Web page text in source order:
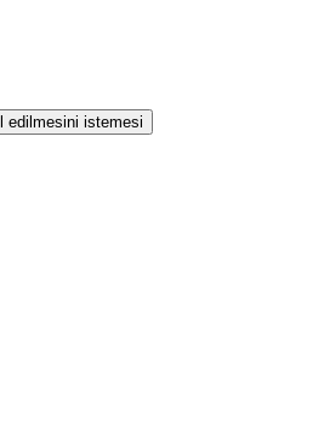
edilmesini istemesi